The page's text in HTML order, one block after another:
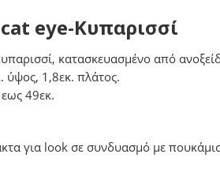
eye-Κυπαρισσί
κατασκευασμένο από
ύψος, 1,8εκ. πλάτος.
49εκ.
για look σε συνδυασμό με